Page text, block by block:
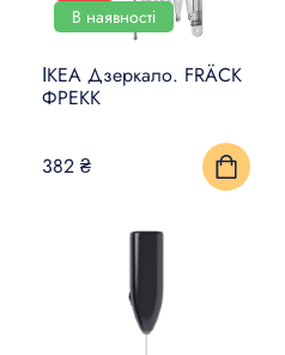
В наявності
ІКЕА Дзеркало. FRÄCK
ФРЕКК
382 ₴